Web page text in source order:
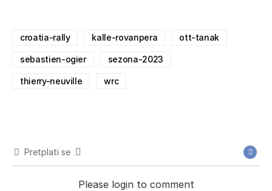
croatia-rally kalle-rovanpera ott-tanak
sebastien-ogier sezona-2023
thierry-neuville wrc
Pretplati se
Please login to comment